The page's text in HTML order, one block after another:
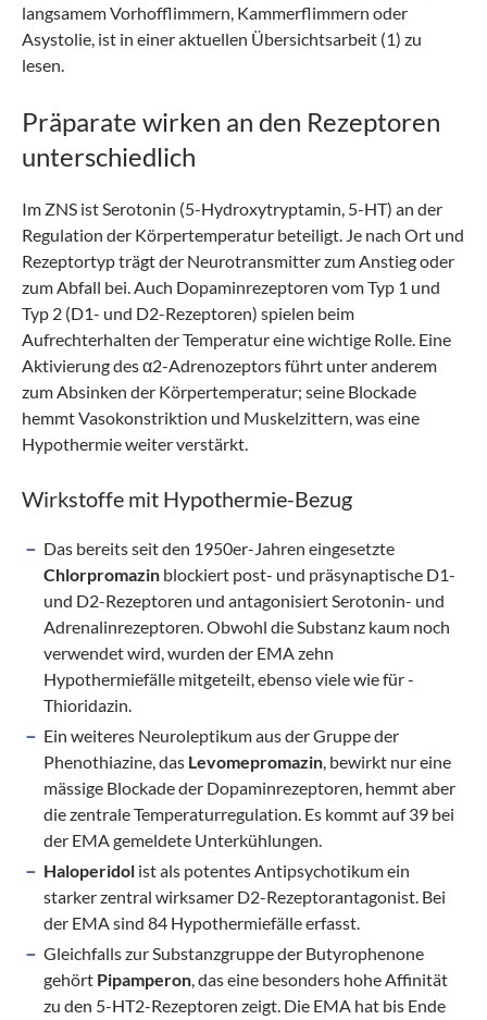
langsamem Vorhofflimmern, Kammerflimmern oder
Asystolie, ist in einer aktuellen Übersichtsarbeit (1) zu
lesen.
Präparate wirken an den Rezeptoren
unterschiedlich
Im ZNS ist Serotonin (5-Hydroxy­tryptamin, ­5-HT) an der
Regulation der Körpertemperatur beteiligt. Je nach Ort und
Rezeptortyp trägt der Neurotransmitter zum Anstieg oder
zum Abfall bei. Auch Dopaminrezeptoren vom Typ 1 und
Typ 2 (D1- und D2-Rezeptoren) spielen beim
Aufrechterhalten der Temperatur eine wichtige Rolle. Eine
Aktivierung des α2-Adreno­zeptors führt unter anderem
zum Absinken der Körpertemperatur; seine Blockade
hemmt Vasokonstriktion und Muskelzittern, was eine
Hypothermie weiter verstärkt.
Wirkstoffe mit Hypothermie-Bezug
Das bereits seit den 1950er-­Jahren eingesetzte
Chlorpromazin blockiert post- und präsynaptische D1-
und D2-Rezeptoren und antagonisiert Serotonin- und
Adrenalinrezeptoren. Obwohl die Substanz kaum noch
verwendet wird, wurden der EMA zehn
Hypothermiefälle mitgeteilt, ebenso viele wie für ­
Thioridazin.
Ein weiteres Neuroleptikum aus der Gruppe der
Phenothiazine, das Levomepromazin , bewirkt nur eine
mässige Blockade der Dop­aminrezeptoren, hemmt aber
die zentrale Temperaturregulation. Es kommt auf 39 bei
der EMA gemeldete Unterkühlungen.
Haloperidol ist als potentes Anti­psychotikum ein
starker zentral wirksamer D2-Rezeptor­antagonist. Bei
der EMA sind 84 Hypothermiefälle erfasst.
Gleichfalls zur Sub­stanzgruppe der Butyrophenone
gehört Pipamperon , das eine besonders hohe Affinität
zu den 5-HT2-Rezeptoren zeigt. Die EMA hat bis Ende